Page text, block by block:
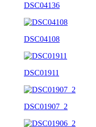
DSC04136
DSC04108
DSC01911
DSC01907_2